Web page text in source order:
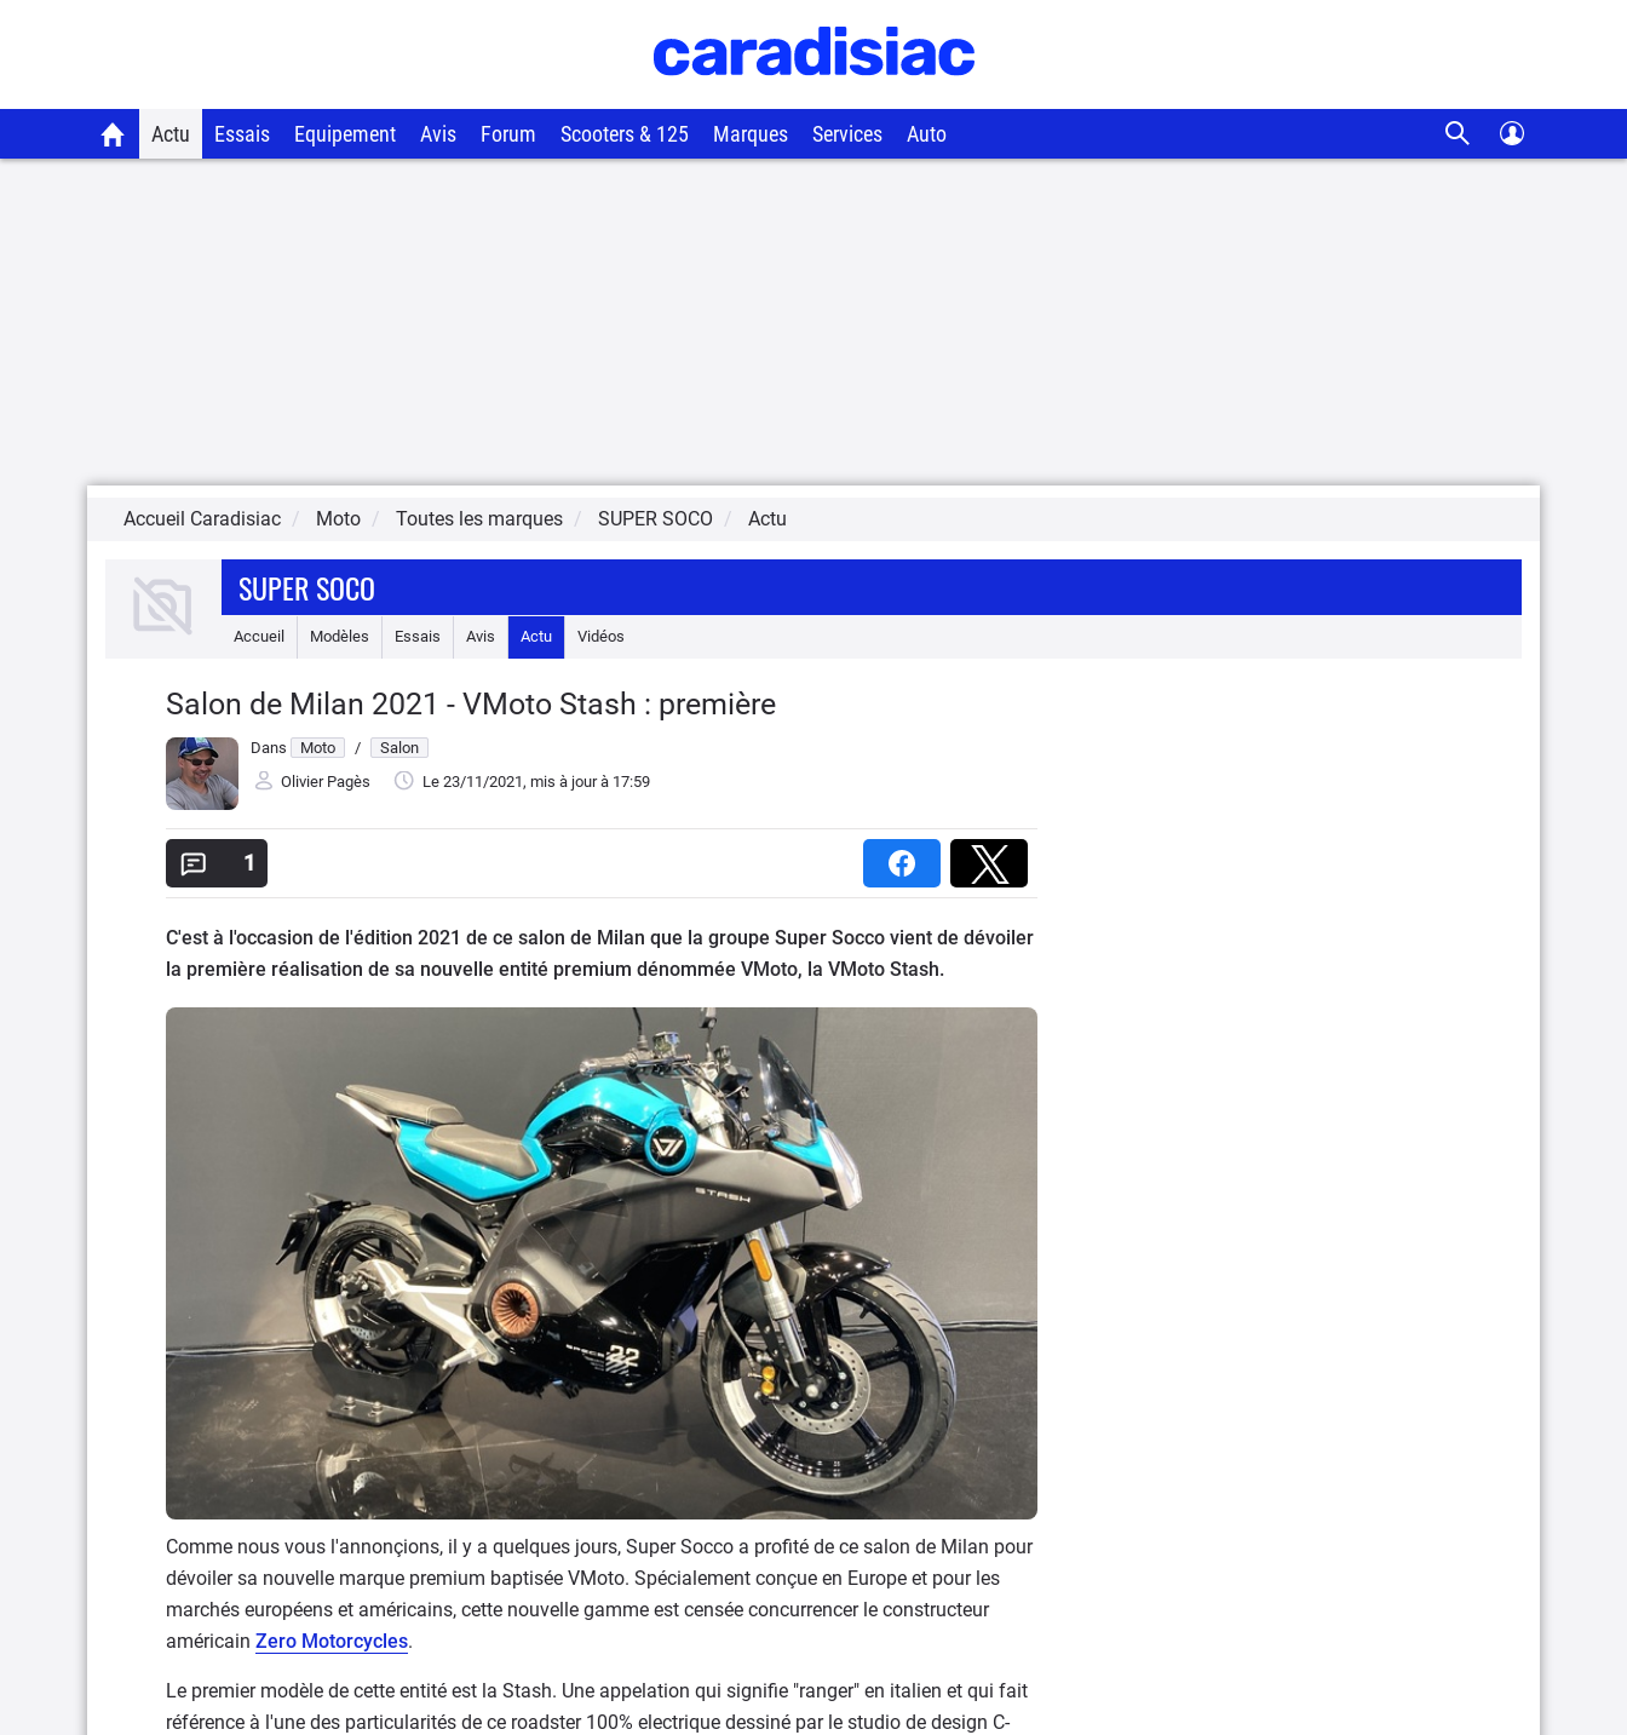
Actu Essais Equipement Avis Forum Scooters & 125 Marques Services Auto
Accueil Caradisiac Moto Toutes les marques SUPER SOCO Actu
SUPER SOCO
Accueil Modèles Essais Avis Actu Vidéos
Salon de Milan 2021 - VMoto Stash : première
Dans Moto /
Salon
Olivier Pagès
Le 23/11/2021, mis à jourà 17:59
1
C'est à l'occasion de l'édition 2021 de ce salon de Milan que la groupe Super Socco vient de dévoiler
la première réalisation de sa nouvelle entité premium dénommée VMoto, la VMoto Stash.
Comme nous vous l'annonçions, il y a quelques jours, Super Socco a profité de ce salon de Milan pour
dévoiler sa nouvelle marque premium baptisée VMoto. Spécialement conçue en Europe et pour les
marchés européens et américains, cette nouvelle gamme est censée concurrencer le constructeur
américain Zero Motorcycles.
Le premier modèle de cette entité est la Stash. Une appelation qui signifie "ranger" en italien et qui fait
référence à l'une des particularités de ce roadster 100% electrique dessiné par le studio de design C-